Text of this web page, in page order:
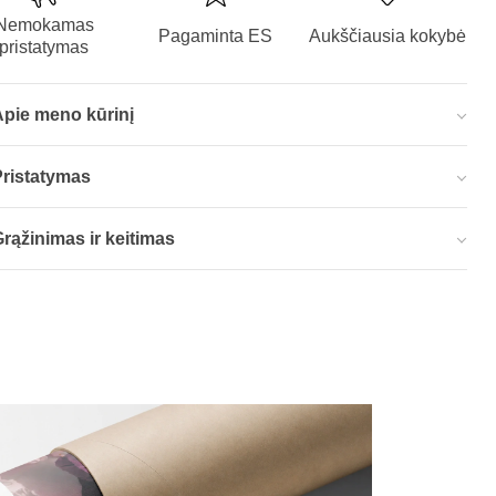
pristatymas
Pagaminta ES Aukščiausia kokybė
meno kūrinį
ir keitimas